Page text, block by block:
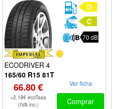
D
C
70 dB
ECODRIVER 4
165/60 R15 81T
66.80 €
+2.18€ ecoTasa
(IVA inc.)
Ver ficha
Comprar